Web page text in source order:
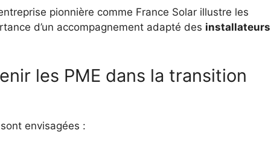
pionnière comme France Solar illustre les
d’un accompagnement adapté des installateurs
les PME dans la transition
envisagées :